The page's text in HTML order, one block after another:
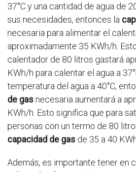
37°C y una cantidad de agua de
sus necesidades, entonces la
necesaria para alimentar el
aproximadamente 35 KWh/h.
calentador de 80 litros gastará
KWh/h para calentar el agua a
temperatura del agua a 40°C,
de gasnecesaria aumentará a
KWh/h. Esto significa que para
personas con un termo de 80
capacidad de gas de 35 a 40
Además, es importante tener en